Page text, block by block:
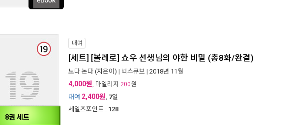
8권 세트
대여
[세트] [볼레로] 쇼우 선생님의 야한 비밀 (총8화/완결)
노다 논다 (지은이) | 넥스큐브 | 2018년 11월
4,000원, 마일리지 200원
대여 2,400원, 7일
세일즈포인트 : 128